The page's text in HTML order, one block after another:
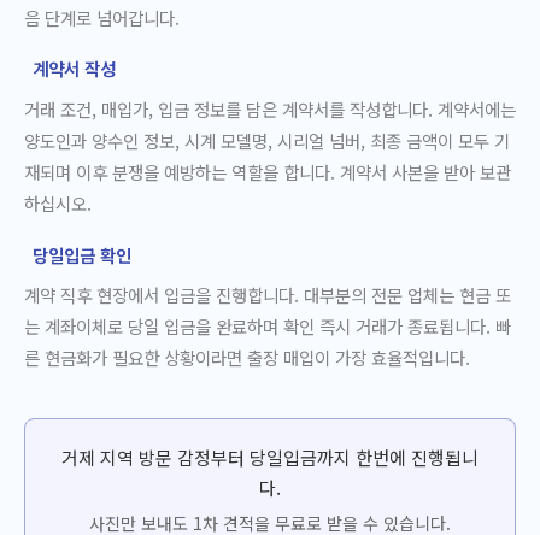
음 단계로 넘어갑니다.
계약서 작성
거래 조건, 매입가, 입금 정보를 담은 계약서를 작성합니다. 계약서에는
양도인과 양수인 정보, 시계 모델명, 시리얼 넘버, 최종 금액이 모두 기
재되며 이후 분쟁을 예방하는 역할을 합니다. 계약서 사본을 받아 보관
하십시오.
당일입금 확인
계약 직후 현장에서 입금을 진행합니다. 대부분의 전문 업체는 현금 또
는 계좌이체로 당일 입금을 완료하며 확인 즉시 거래가 종료됩니다. 빠
른 현금화가 필요한 상황이라면 출장 매입이 가장 효율적입니다.
거제 지역 방문 감정부터 당일입금까지 한번에 진행됩니
다.
사진만 보내도 1차 견적을 무료로 받을 수 있습니다.